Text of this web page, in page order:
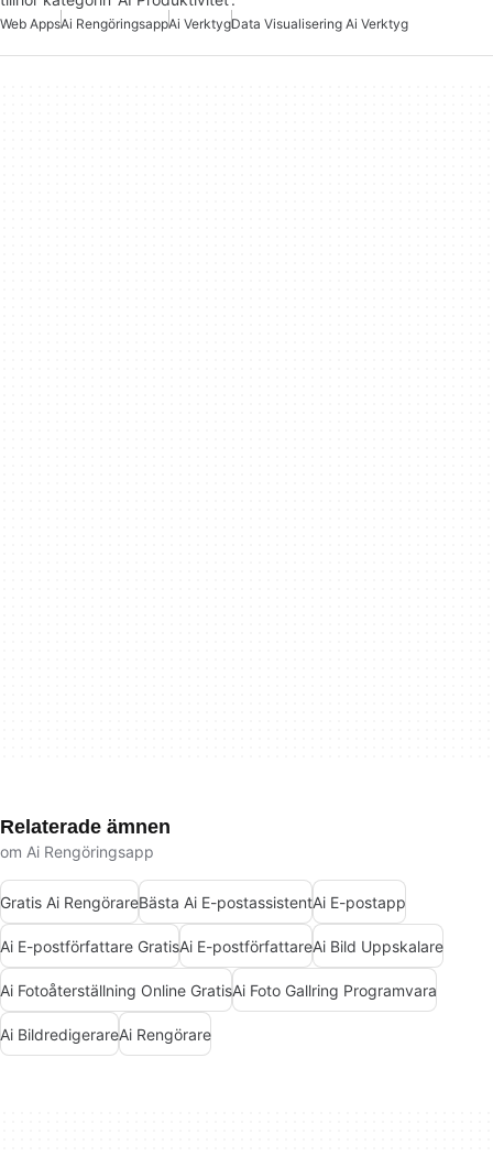
Web AppsAi RengöringsappAi VerktygData Visualisering Ai Verktyg
Relaterade ämnen
om Ai Rengöringsapp
Gratis Ai RengörareBästa Ai E-postassistentAi E-postapp
Ai E-postförfattare GratisAi E-postförfattareAi Bild Uppskalare
Ai Fotoåterställning Online GratisAi Foto Gallring Programvara
Ai BildredigerareAi Rengörare